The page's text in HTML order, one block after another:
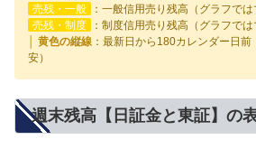
売残・一般
：一般信用売り残高（グラフでは
売残・制度
：制度信用売り残高（グラフでは
│ 黄色の縦線 ：最新日から180カレンダー日
安）
週末残高【日証金と東証】の